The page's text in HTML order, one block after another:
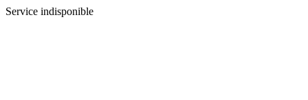
Service indisponible